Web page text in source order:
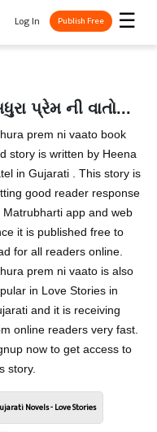
☰
Log In Publish Free
પ્રેમ ની વાતો...
prem ni vaato book
story is written by Heena
in Gujarati . This story is
good reader response
Matrubharti app and web
it is published free to
for all readers online.
prem ni vaato is also
in Love Stories in
and it is receiving
online readers very fast.
now to get access to
story.
Novels - Love Stories